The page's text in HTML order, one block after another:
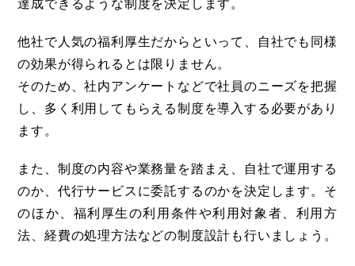
達成できるような制度を決定します。
他社で人気の福利厚生だからといって、自社でも同様
の効果が得られるとは限りません。
そのため、社内アンケートなどで社員のニーズを把握
し、多く利用してもらえる制度を導入する必要があり
ます。
また、制度の内容や業務量を踏まえ、自社で運用する
のか、代行サービスに委託するのかを決定します。そ
のほか、福利厚生の利用条件や利用対象者、利用方
法、経費の処理方法などの制度設計も行いましょう。